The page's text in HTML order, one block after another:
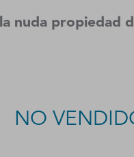
nuda propiedad
NO